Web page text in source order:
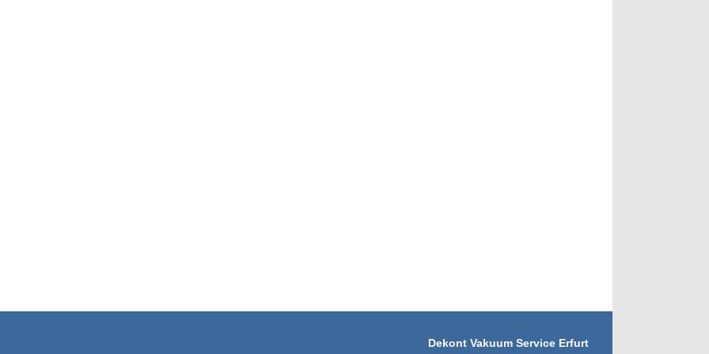
Dekont Vakuum Service Erfurt